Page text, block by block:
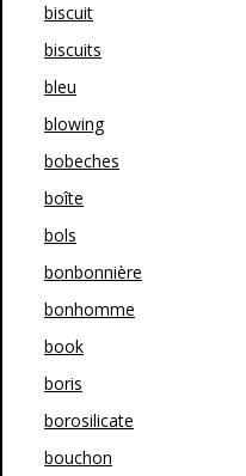
biscuit
biscuits
bleu
blowing
bobeches
boîte
bols
bonbonnière
bonhomme
book
boris
borosilicate
bouchon